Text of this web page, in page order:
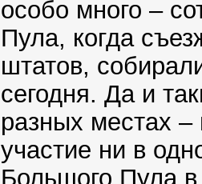
особо много –
Пула, когда
штатов,
сегодня. Да и
разных местах –
участие ни в
Большого Пула в